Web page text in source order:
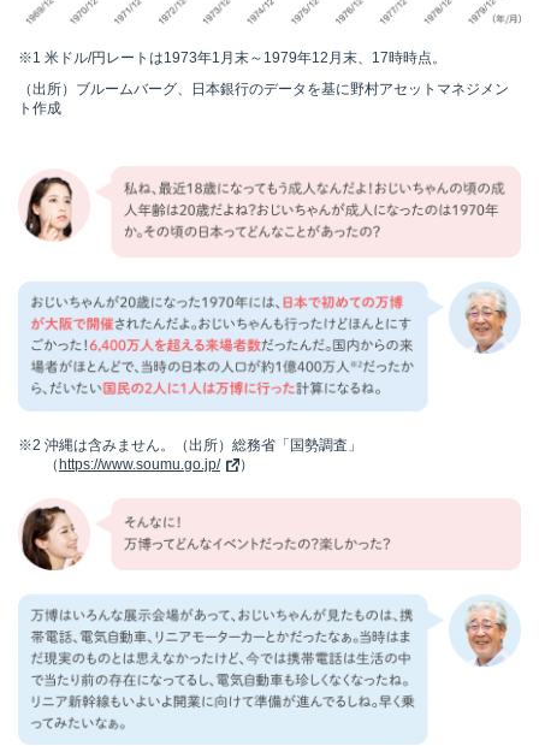
※1 米ドル/円レートは1973年1月末～1979年12月末、17時時点。
（出所）ブルームバーグ、日本銀行のデータを基に野村アセットマネジメン
ト作成
※2 沖縄は含みません。（出所）総務省「国勢調査」
（ https://www.soumu.go.jp/ ）